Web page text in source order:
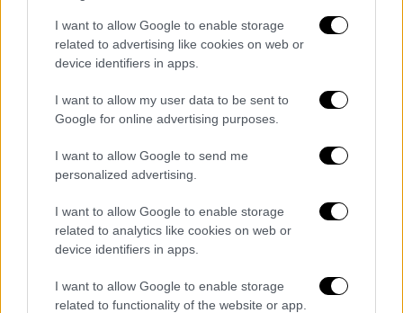
I want to allow Google to enable storage
related to advertising like cookies on web or
device identifiers in apps.
I want to allow my user data to be sent to
Google for online advertising purposes.
I want to allow Google to send me
personalized advertising.
I want to allow Google to enable storage
related to analytics like cookies on web or
device identifiers in apps.
I want to allow Google to enable storage
related to functionality of the website or app.
προσφορές για ακόμη μεγαλύτερο όφελος.
Όταν το καλύτερο δώρο είναι η
επιλογή
ποιο είναι το ιδανικό δώρο, η
Public Gift
δίνει τη λύση. Ο παραλήπτης μπορεί να
επιλέξει ανάμεσα σε περισσότερα από
1.000.000 προϊόντααπό τα καταστήματα
Public, “Public + home” ή το public.gr, ενώ η
αποστολή μπορεί να γίνει εύκολα ακόμη και
ψηφιακά μέσω email ή SMS μέσα σε λίγα